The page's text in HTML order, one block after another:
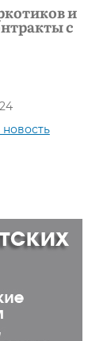
и
с
новость